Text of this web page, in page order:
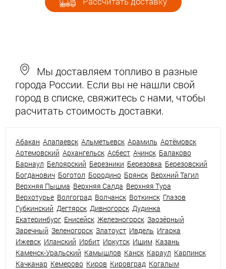
Мы доставляем топливо в разные
города России. Если вы не нашли свой
город в списке, свяжитесь с нами, чтобы
расчитать стоимость доставки.
Абакан Алапаевск Альметьевск Арамиль Артёмовск
Артемовский Архангельск Асбест Ачинск Балаково
Барнаул Белоярский Березники Березовка Березовский
Богданович Боготол Бородино Брянск Верхний Тагил
Верхняя Пышма Верхняя Салда Верхняя Тура
Верхотурье Волгоград Волчанск Воткинск Глазов
Губкинский Дегтярск Дивногорск Дудинка
Екатеринбург Енисейск Железногорск Заозёрный
Заречный Зеленогорск Златоуст Ивдель Игарка
Ижевск Иланский Ирбит Иркутск Ишим Казань
Каменск-Уральский Камышлов Канск Караул Карпинск
Качканар Кемерово Киров Кировград Когалым